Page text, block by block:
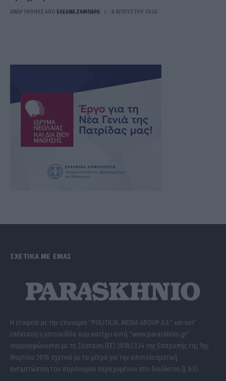
ΑΝΑΡΤΗΘΗΚΕ ΑΠΟ ΕΛΕΑΝΑ ΖΑΜΠΑΡΑ 8 ΑΥΓΟΎΣΤΟΥ 2026
ΣΧΕΤΙΚΑ ΜΕ ΕΜΑΣ
Η εταιρεία με την επωνυμία “POLITICAL MEDIA GROUP A.E.” και κατ’
επέκταση η ιστοσελίδα που κατέχει αυτή “www.paraskhnio.gr”
συμμορφώνονται με τη Σύσταση (ΕΕ) 2018/334 της Επιτροπής της 1ης
Μαρτίου 2018 σχετικά με τα μέτρα για την αποτελεσματική
αντιμετώπιση του παράνομου περιεχομένου στο διαδίκτυο (L 63).